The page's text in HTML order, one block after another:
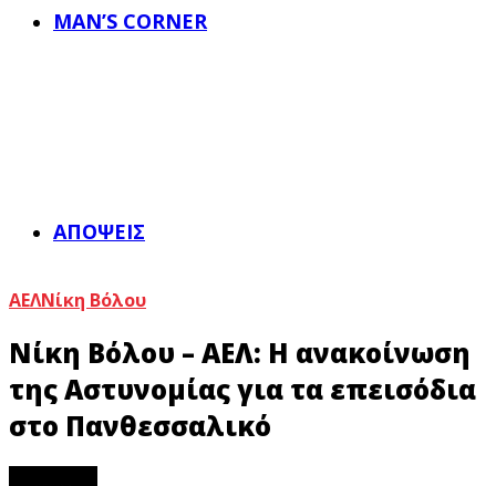
MAN’S CORNER
ΑΠΌΨΕΙΣ
ΑΕΛΝίκη Βόλου
Νίκη Βόλου – ΑΕΛ: Η ανακοίνωση
της Αστυνομίας για τα επεισόδια
στο Πανθεσσαλικό